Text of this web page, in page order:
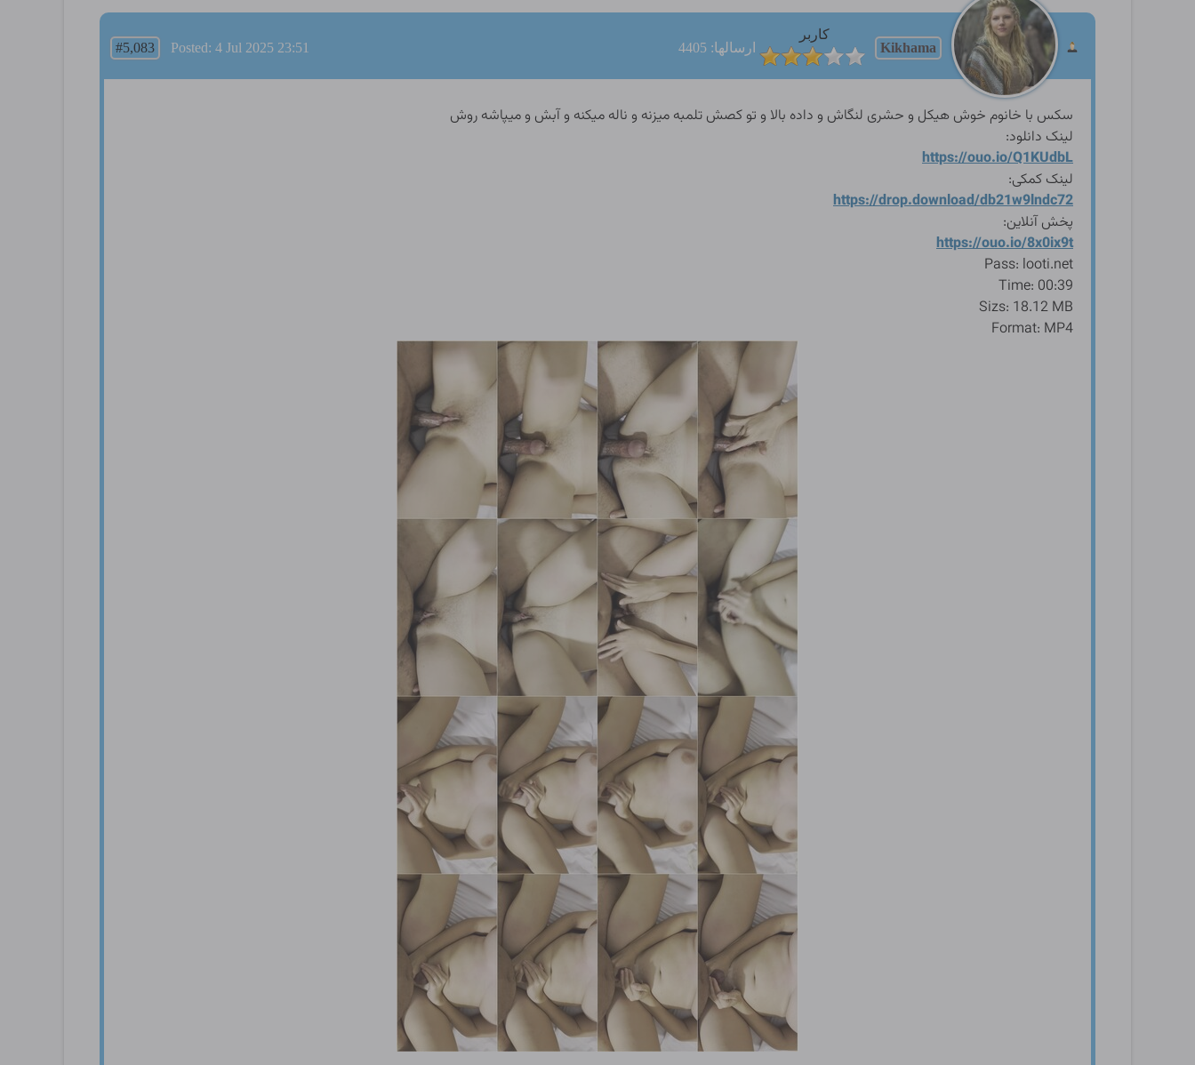
Kikhama
کاربر
ارسالها: 4405
#5,083 Posted: 4 Jul 2025 23:51
سکس با خانوم خوش هیکل و حشری لنگاش و داده بالا و تو کصش تلمبه میزنه و ناله میکنه و آبش و میپاشه روش
لینک دانلود:
https://ouo.io/Q1KUdbL
لینک کمکی:
https://drop.download/db21w9lndc72
پخش آنلاین:
https://ouo.io/8x0ix9t
Pass: looti.net
Time: 00:39
Sizs: 18.12 MB
Format: MP4